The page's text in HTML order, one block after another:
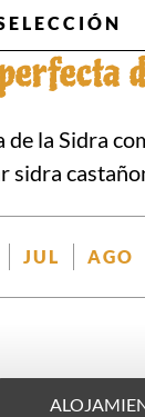
la Sidra
sidra
DISPONIBLE
JUL AGO